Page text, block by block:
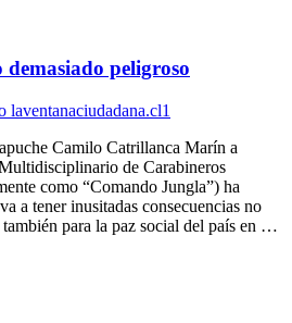
peligroso
laventanaciudadana.cl1
Camilo Catrillanca Marín a
de Carabineros
como “Comando Jungla”) ha
a tener inusitadas consecuencias no
para la paz social del país en …